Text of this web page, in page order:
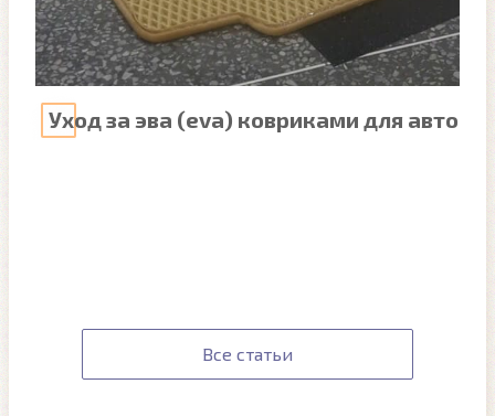
Уход за эва (eva) ковриками для авто
Все статьи